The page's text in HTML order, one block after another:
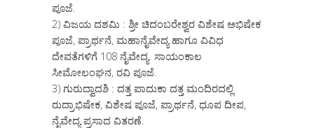
ಪೂಜೆ.
2) ವಿಜಯ ದಶಮಿ : ಶ್ರೀ ಚಿದಂಬರೇಶ್ವರ ವಿಶೇಷ ಅಭಿಷೇಕ
ಪೂಜೆ, ಪ್ರಾರ್ಥನೆ, ಮಹಾನೈವೇದ್ಯ ಹಾಗೂ ವಿವಿಧ
ದೇವತೆಗಳಿಗೆ 108 ನೈವೇದ್ಯ. ಸಾಯಂಕಾಲ
ಸೀಮೋಲಂಘನ, ರವಿ ಪೂಜೆ.
3) ಗುರುದ್ವಾದಶಿ : ದತ್ತ ಪಾದುಕಾ ದತ್ತ ಮಂದಿರದಲ್ಲಿ
ರುದ್ರಾಭಿಷೇಕ, ವಿಶೇಷ ಪೂಜೆ, ಪ್ರಾರ್ಥನೆ, ಧೂಪ ದೀಪ,
ನೈವೇದ್ಯ ಪ್ರಸಾದ ವಿತರಣೆ.